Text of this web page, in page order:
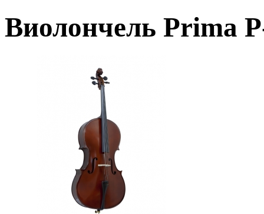
Виолончель Prima